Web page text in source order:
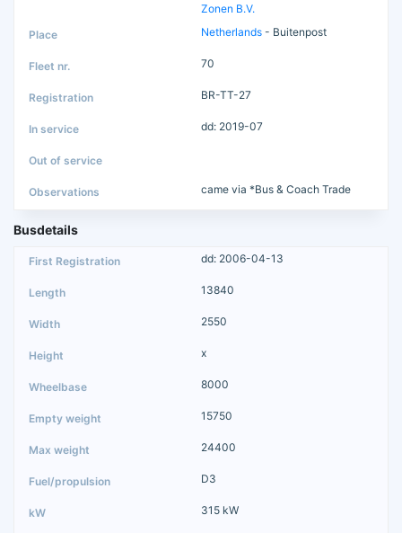
Zonen B.V.
Netherlands - Buitenpost
70
BR-TT-27
dd: 2019-07
came via *Bus & Coach Trade
Busdetails
dd: 2006-04-13
13840
2550
x
8000
15750
24400
D3
315 kW